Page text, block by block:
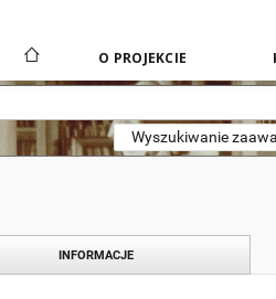
O PROJEKCIE
Wyszukiwanie
INFORMACJE